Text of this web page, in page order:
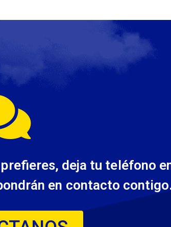
deja tu teléfono
en contacto